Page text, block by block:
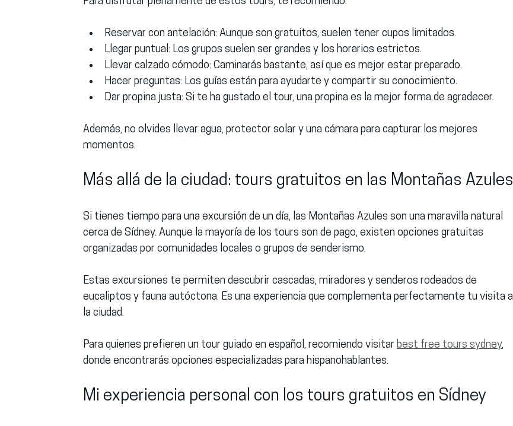
Reservar con antelación: Aunque son gratuitos, suelen tener cupos limitados.
Llegar puntual: Los grupos suelen ser grandes y los horarios estrictos.
Llevar calzado cómodo: Caminarás bastante, así que es mejor estar preparado.
Hacer preguntas: Los guías están para ayudarte y compartir su conocimiento.
Dar propina justa: Si te ha gustado el tour, una propina es la mejor forma de agradecer.
Además, no olvides llevar agua, protector solar y una cámara para capturar los mejores
momentos.
Más allá de la ciudad: tours gratuitos en las Montañas Azules
Si tienes tiempo para una excursión de un día, las Montañas Azules son una maravilla natural
cerca de Sídney. Aunque la mayoría de los tours son de pago, existen opciones gratuitas
organizadas por comunidades locales o grupos de senderismo.
Estas excursiones te permiten descubrir cascadas, miradores y senderos rodeados de
eucaliptos y fauna autóctona. Es una experiencia que complementa perfectamente tu visita a
la ciudad.
Para quienes prefieren un tour guiado en español, recomiendo visitar best free tours sydney,
donde encontrarás opciones especializadas para hispanohablantes.
Mi experiencia personal con los tours gratuitos en Sídney